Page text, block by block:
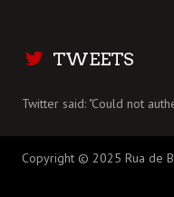
TWEETS
Twitter said: "Could not
Copyright © 2025 Rua de